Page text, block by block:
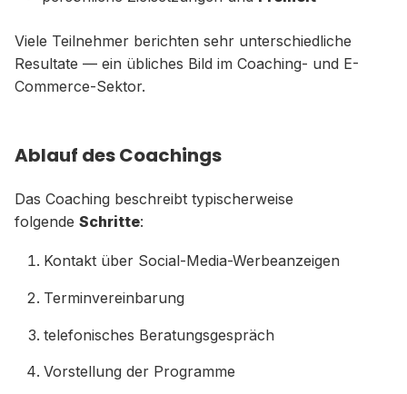
Viele Teilnehmer berichten sehr unterschiedliche
Resultate — ein übliches Bild im Coaching- und E-
Commerce-Sektor.
Ablauf des Coachings
Das Coaching beschreibt typischerweise
folgende Schritte:
Kontakt über Social-Media-Werbeanzeigen
Terminvereinbarung
telefonisches Beratungsgespräch
Vorstellung der Programme